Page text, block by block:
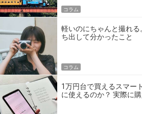
コラム
軽いのにちゃんと撮れ
ち出して分かったこと
コラム
1万円台で買えるスマー
に使えるのか？ 実際に